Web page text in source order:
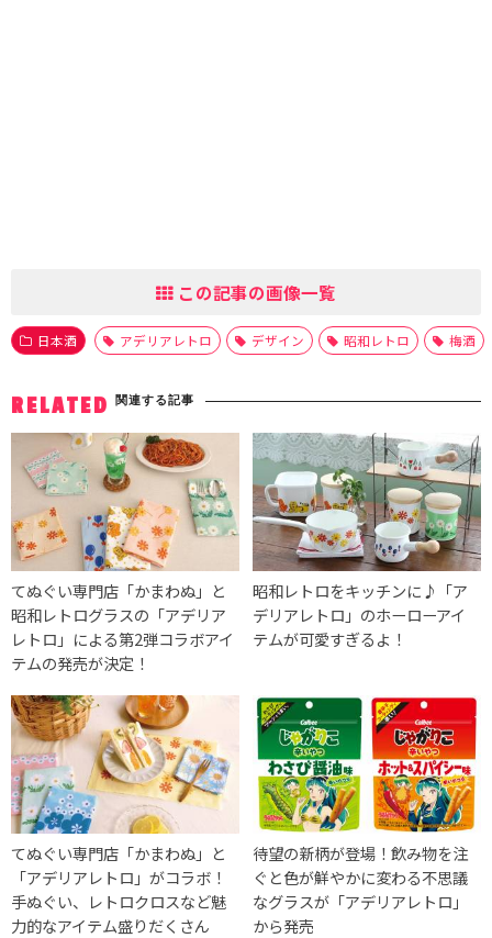
この記事の画像一覧
日本酒 アデリアレトロ デザイン 昭和レトロ 梅酒
RELATED 関連する記事
てぬぐい専門店「かまわぬ」と
昭和レトログラスの「アデリア
レトロ」による第2弾コラボアイ
テムの発売が決定！
昭和レトロをキッチンに♪「ア
デリアレトロ」のホーローアイ
テムが可愛すぎるよ！
てぬぐい専門店「かまわぬ」と
「アデリアレトロ」がコラボ！
手ぬぐい、レトロクロスなど魅
力的なアイテム盛りだくさん
待望の新柄が登場！飲み物を注
ぐと色が鮮やかに変わる不思議
なグラスが「アデリアレトロ」
から発売